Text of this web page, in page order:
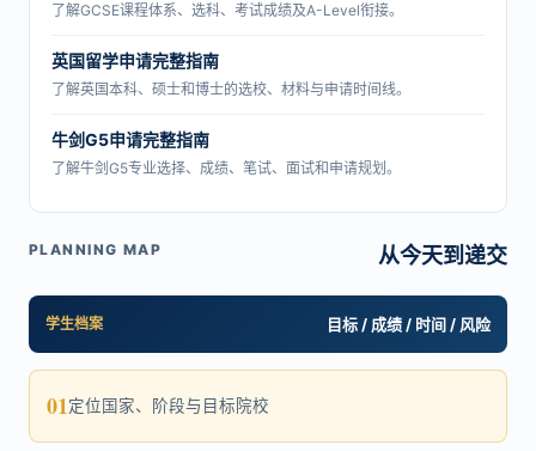
了解GCSE课程体系、选科、考试成绩及A-Level衔接。
英国留学申请完整指南
了解英国本科、硕士和博士的选校、材料与申请时间线。
牛剑G5申请完整指南
了解牛剑G5专业选择、成绩、笔试、面试和申请规划。
PLANNING MAP 从今天到递交
学生档案 目标 / 成绩 / 时间 / 风险
01定位国家、阶段与目标院校